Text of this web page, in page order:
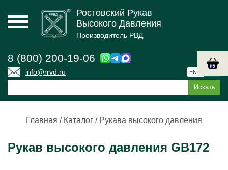
Ростовский Рукав
Высокого Давления
Производитель РВД
8 (800) 200-19-06
info@rrvd.ru ENG
Главная / Каталог / Рукава высокого давления
Рукав высокого давления GB172